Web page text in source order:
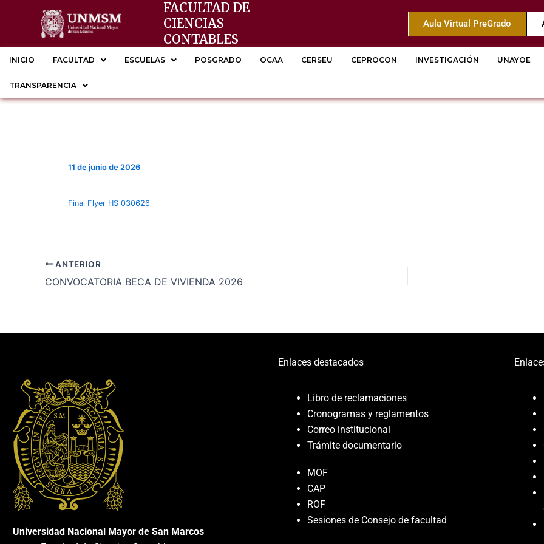
contenido
FACULTAD DE
CIENCIAS
CONTABLES
Aula Virtual PreGrado
INICIO FACULTAD ESCUELAS POSGRADO OCAA CERSEU CEPROCON INVESTIGACIÓN UNAYOE
TRANSPARENCIA
11 de junio de 2026
Final Flyer HS 030626
ANTERIOR
CONVOCATORIA BECA DE VIVIENDA 2026
Universidad Nacional Mayor de San Marcos
Enlaces destacados
Libro de reclamaciones
Cronogramas y reglamentos
Correo institucional
Trámite documentario
MOF
CAP
ROF
Sesiones de Consejo de facultad